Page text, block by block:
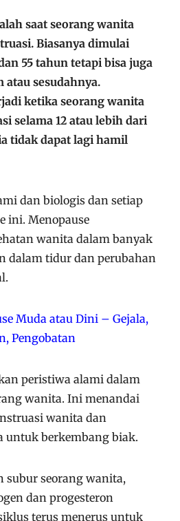
saat seorang wanita
Biasanya dimulai
55 tahun tetapi bisa juga
atau sesudahnya.
ketika seorang wanita
selama 12 atau lebih dari
tidak dapat lagi hamil
dan biologis dan setiap
ini. Menopause
wanita dalam banyak
dalam tidur dan perubahan
Muda atau Dini – Gejala,
Pengobatan
peristiwa alami dalam
wanita. Ini menandai
wanita dan
untuk berkembang biak.
subur seorang wanita,
dan progesteron
terus menerus untuk